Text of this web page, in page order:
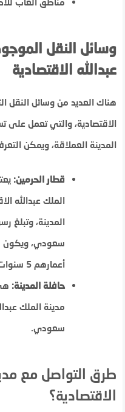
وسائل النقل
عبدالله الاقتصادية
هناك العديد من وسائل النقل
الاقتصادية، والتي تعمل على
المدينة العملاقة، ويمكن
قطار الحرمين:
الملك عبدالله
سعودي، ويكون
أعمارهم 5 سنوات.
حافلة المدينة:
سعودي.
طرق التواصل مع
الاقتصادية؟